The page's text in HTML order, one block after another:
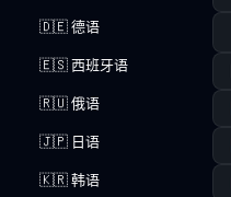
🇩🇪 德语
🇪🇸 西班牙语
🇷🇺 俄语
🇯🇵 日语
🇰🇷 韩语